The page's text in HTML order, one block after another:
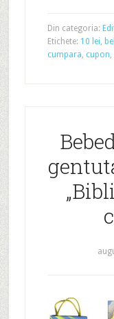
Din categoria:
Etichete: 10 lei,
cumpara, cupon,